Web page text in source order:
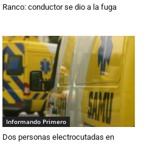
Ranco: conductor se dio a la fuga
Informando Primero
Dos personas electrocutadas en